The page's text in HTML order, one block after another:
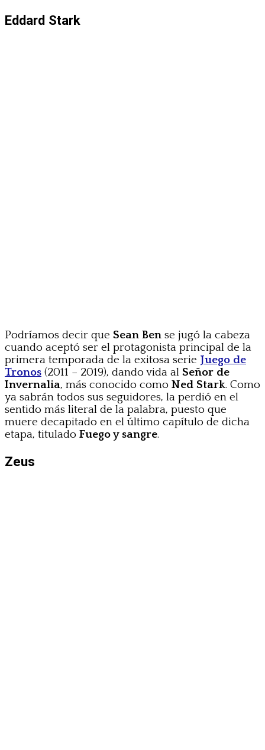
Eddard Stark
Podríamos decir que Sean Ben se jugó la cabeza
cuando aceptó ser el protagonista principal de la
primera temporada de la exitosa serie Juego de
Tronos (2011 – 2019), dando vida al Señor de
Invernalia, más conocido como Ned Stark. Como
ya sabrán todos sus seguidores, la perdió en el
sentido más literal de la palabra, puesto que
muere decapitado en el último capítulo de dicha
etapa, titulado Fuego y sangre.
Zeus